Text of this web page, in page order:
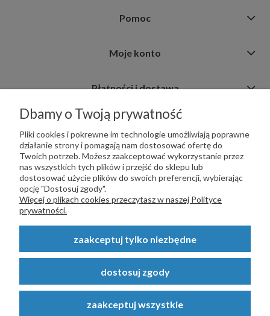
Pomoc
Moje konto
Płatności i dostawa
Informacje
PŁATNOŚCI OBSŁUGUJE:
Copyright © 2023STALSKLEP.PL- Akcesoria do bram i ogrodzeń -
STALSKLEP ul. Feliksa Wrobela 4a, 30-798 Kraków. Wszystkie prawa
Dbamy o Twoją prywatność
Pliki cookies i pokrewne im technologie umożliwiają poprawne
działanie strony i pomagają nam dostosować ofertę do
Twoich potrzeb. Możesz zaakceptować wykorzystanie przez
nas wszystkich tych plików i przejść do sklepu lub
dostosować użycie plików do swoich preferencji, wybierając
opcję "Dostosuj zgody".
Więcej o plikach cookies przeczytasz w naszej Polityce
prywatności.
zaakceptuj tylko niezbędne
dostosuj zgody
zaakceptuj wszystkie